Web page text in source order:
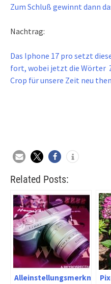
Zum Schluß gewinnt dann
Nachtrag:
Das Iphone 17 pro setzt
fort, wobei jetzt die Wörter
Crop für unsere Zeit neu
Related Posts:
Alleinstellungsmerkmale